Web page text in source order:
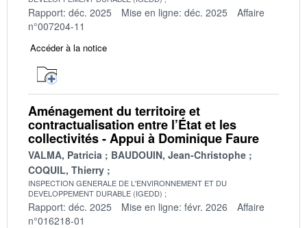
Rapport: déc. 2025 Mise en ligne: déc. 2025
Affaire
n°007204-11
Accéder à la notice
Aménagement du territoire et
contractualisation entre l’État et les
collectivités - Appui à Dominique Faure
VALMA, Patricia
BAUDOUIN, Jean-Christophe
COQUIL, Thierry
INSPECTION GENERALE DE L'ENVIRONNEMENT ET DU
DEVELOPPEMENT DURABLE (IGEDD)
Rapport: déc. 2025 Mise en ligne: févr. 2026
Affaire
n°016218-01